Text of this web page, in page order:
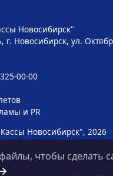
Новосибирск"
г. Новосибирск, ул.
00-00
и PR
Новосибирск", 2026
чтобы сделать